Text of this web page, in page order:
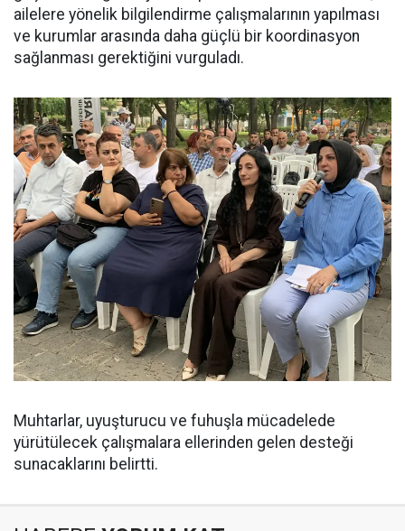
ailelere yönelik bilgilendirme çalışmalarının yapılması
ve kurumlar arasında daha güçlü bir koordinasyon
sağlanması gerektiğini vurguladı.
Muhtarlar, uyuşturucu ve fuhuşla mücadelede
yürütülecek çalışmalara ellerinden gelen desteği
sunacaklarını belirtti.